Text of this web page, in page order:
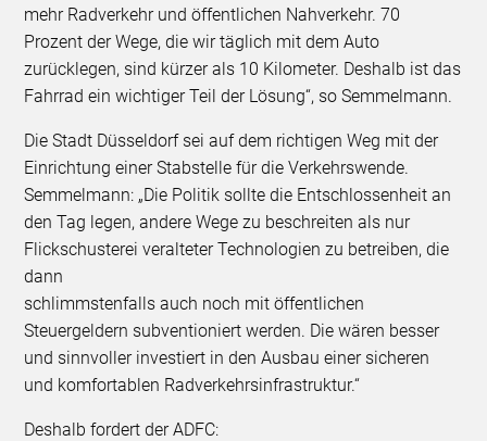
mehr Radverkehr und öffentlichen Nahverkehr. 70
Prozent der Wege, die wir täglich mit dem Auto
zurücklegen, sind kürzer als 10 Kilometer. Deshalb ist das
Fahrrad ein wichtiger Teil der Lösung“, so Semmelmann.
Die Stadt Düsseldorf sei auf dem richtigen Weg mit der
Einrichtung einer Stabstelle für die Verkehrswende.
Semmelmann: „Die Politik sollte die Entschlossenheit an
den Tag legen, andere Wege zu beschreiten als nur
Flickschusterei veralteter Technologien zu betreiben, die
dann
schlimmstenfalls auch noch mit öffentlichen
Steuergeldern subventioniert werden. Die wären besser
und sinnvoller investiert in den Ausbau einer sicheren
und komfortablen Radverkehrsinfrastruktur.“
Deshalb fordert der ADFC: